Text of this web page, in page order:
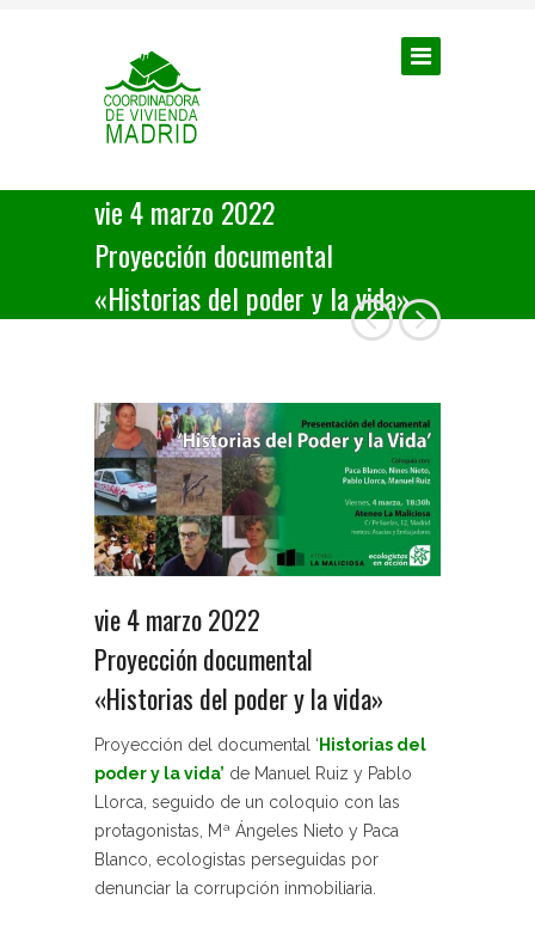
vie 4 marzo 2022
Proyección documental
«Historias del poder y la vida»
vie 4 marzo 2022
Proyección documental
«Historias del poder y la vida»
Proyección del documental ‘ Historias del
poder y la vida’ de Manuel Ruiz y Pablo
Llorca, seguido de un coloquio con las
protagonistas, Mª Ángeles Nieto y Paca
Blanco, ecologistas perseguidas por
denunciar la corrupción inmobiliaria.